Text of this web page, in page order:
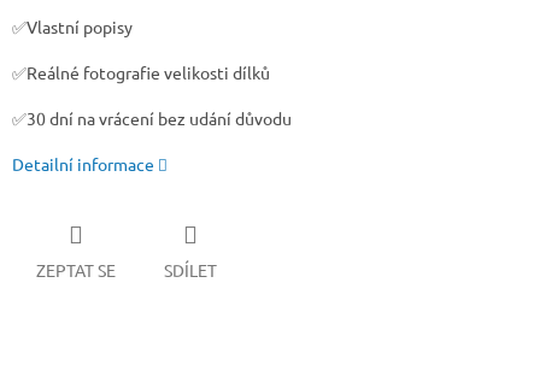
✅Vlastní popisy
✅Reálné fotografie velikosti dílků
✅30 dní na vrácení bez udání důvodu
Detailní informace
ZEPTAT SE SDÍLET